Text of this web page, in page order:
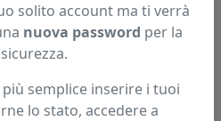
ad un prezzo più basso?
solito account ma ti verrà
nuova password per la
semplice inserire i tuoi
lo stato, accedere a